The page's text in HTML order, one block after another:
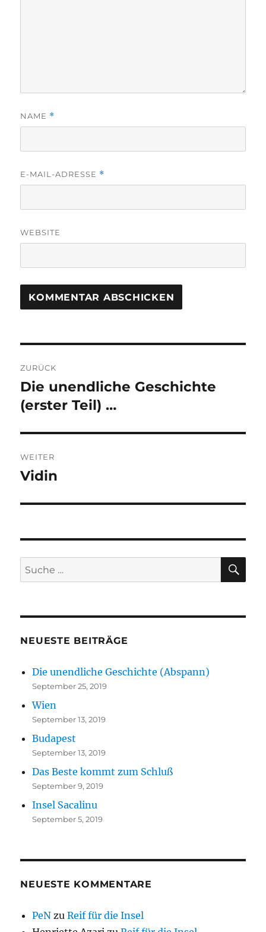
NAME *
E-MAIL-ADRESSE *
WEBSITE
ZURÜCK
Vorheriger
Beitrag:
Die unendliche Geschichte
(erster Teil) …
WEITER
Nächster
Vidin
Suche
nach:
NEUESTE BEITRÄGE
Die unendliche Geschichte (Abspann)
September 25, 2019
Wien
September 13, 2019
Budapest
September 13, 2019
Das Beste kommt zum Schluß
September 9, 2019
Insel Sacalinu
September 5, 2019
NEUESTE KOMMENTARE
PeN zuReif für die Insel